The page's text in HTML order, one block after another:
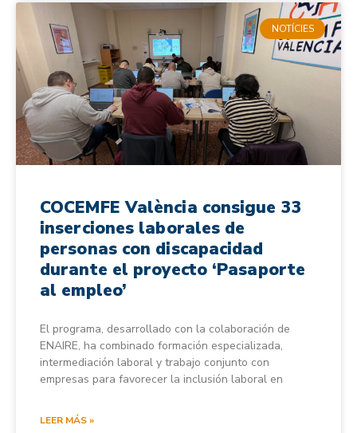
NOTÍCIES
COCEMFE València consigue 33
inserciones laborales de
personas con discapacidad
durante el proyecto ‘Pasaporte
al empleo’
El programa, desarrollado con la colaboración de
ENAIRE, ha combinado formación especializada,
intermediación laboral y trabajo conjunto con
empresas para favorecer la inclusión laboral en
LEER MÁS »